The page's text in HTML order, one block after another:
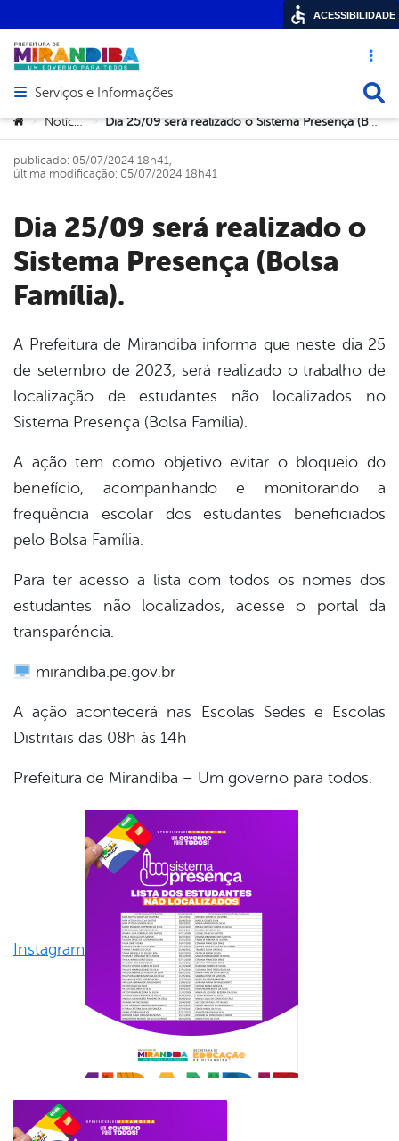
Acesso
Abrir menu principal de navegação
Serviços e Informações
Você está aqui:
> Notícias > Dia 25/09 será realizado o Sistema Presença (Bolsa Família).
Dia 25/09 será realizado o
Sistema Presença (Bolsa
Família).
publicado: 05/07/2024 18h41,
última modificação: 05/07/2024 18h41
A Prefeitura de Mirandiba informa que neste dia 25
de setembro de 2023, será realizado o trabalho de
localização de estudantes não localizados no
Sistema Presença (Bolsa Família).
A ação tem como objetivo evitar o bloqueio do
benefício, acompanhando e monitorando a
frequência escolar dos estudantes beneficiados
pelo Bolsa Família.
Para ter acesso a lista com todos os nomes dos
estudantes não localizados, acesse o portal da
transparência.
mirandiba.pe.gov.br
A ação acontecerá nas Escolas Sedes e Escolas
Distritais das 08h às 14h
Prefeitura de Mirandiba – Um governo para todos.
Instagram
ACESSIBILIDADE